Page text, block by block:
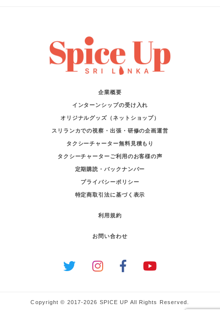
企業概要
インターンシップの受け入れ
オリジナルグッズ（ネットショップ）
スリランカでの視察・出張・研修の企画運営
タクシーチャーター無料見積もり
タクシーチャーターご利用のお客様の声
定期購読・バックナンバー
プライバシーポリシー
特定商取引法に基づく表示
利用規約
お問い合わせ
Copyright © 2017-2026 SPICE UP All Rights Reserved.